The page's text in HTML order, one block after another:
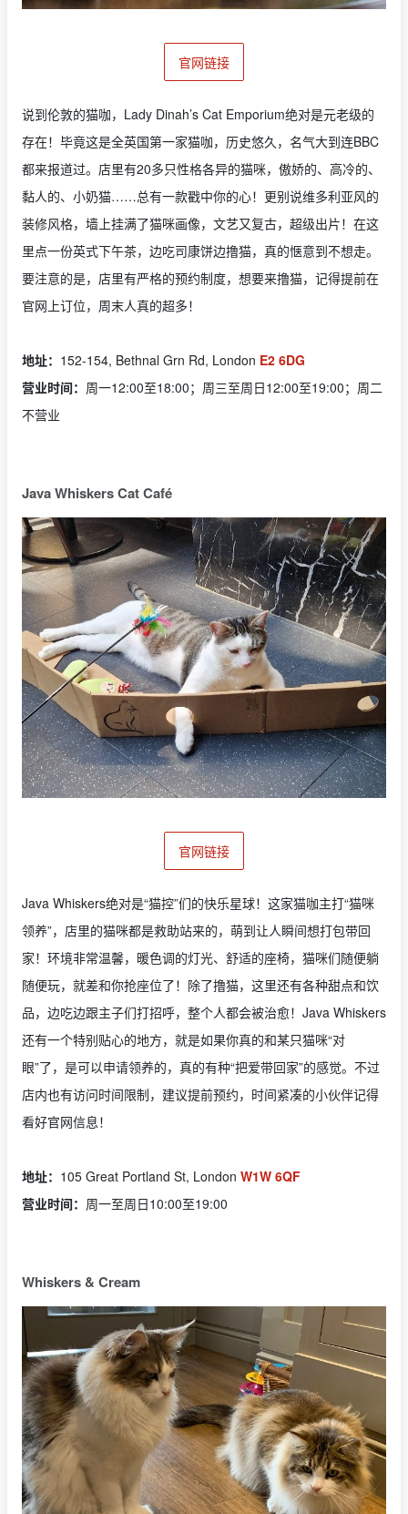
官网链接
说到伦敦的猫咖，Lady Dinah’s Cat Emporium绝对是元老级的
存在！毕竟这是全英国第一家猫咖，历史悠久，名气大到连BBC
都来报道过。店里有20多只性格各异的猫咪，傲娇的、高冷的、
黏人的、小奶猫……总有一款戳中你的心！更别说维多利亚风的
装修风格，墙上挂满了猫咪画像，文艺又复古，超级出片！在这
里点一份英式下午茶，边吃司康饼边撸猫，真的惬意到不想走。
要注意的是，店里有严格的预约制度，想要来撸猫，记得提前在
官网上订位，周末人真的超多！
地址： 152-154, Bethnal Grn Rd, London E2 6DG
营业时间： 周一12:00至18:00；周三至周日12:00至19:00；周二
不营业
Java Whiskers Cat Café
官网链接
Java Whiskers绝对是“猫控”们的快乐星球！这家猫咖主打“猫咪
领养”，店里的猫咪都是救助站来的，萌到让人瞬间想打包带回
家！环境非常温馨，暖色调的灯光、舒适的座椅，猫咪们随便躺
随便玩，就差和你抢座位了！除了撸猫，这里还有各种甜点和饮
品，边吃边跟主子们打招呼，整个人都会被治愈！Java Whiskers
还有一个特别贴心的地方，就是如果你真的和某只猫咪“对
眼”了，是可以申请领养的，真的有种“把爱带回家”的感觉。不过
店内也有访问时间限制，建议提前预约，时间紧凑的小伙伴记得
看好官网信息！
地址： 105 Great Portland St, London W1W 6QF
营业时间： 周一至周日10:00至19:00
Whiskers & Cream